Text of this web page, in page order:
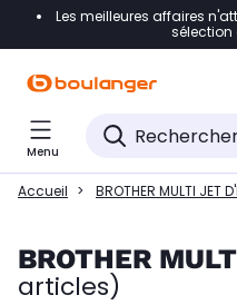
Accéder directement à
Accéder directement au
Accéder directement au
Les meilleures affaires
sélection
Menu
Accueil BROTHER MULTI JET
BROTHER
articles)